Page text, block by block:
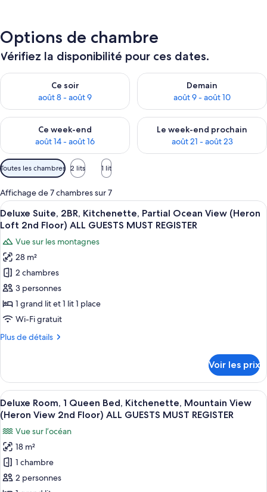
Options de chambre
Vérifiez la disponibilité pour ces dates.
Ce soir
août 8 - août 9
Vérifier la disponibilité pour ce soir août 8 - août 9
Demain
août 9 - août 10
Vérifier la disponibilité pour
Ce week-end
août 14 - août 16
Vérifier la disponibilité pour ce week-end août 14 - août 16
Le week-end prochain
août 21 - août 23
Vérifier la disponibilité pour
Filtres
disponibles
pour
les
chambres
Toutes les chambres 2 lits 1 lit
Affichage de 7 chambres sur 7
Afficher
toutes
photos
pour
ce
type
de
chambre :
Suite,
Partial
Ocean
View
(Heron
Loft
2nd
Floor)
ALL
Deluxe Suite, 2BR, Kitchenette,
20
Deluxe Suite, 2BR, Kitchenette, Partial Ocean View (Heron
Loft 2nd Floor) ALL GUESTS MUST REGISTER
Vue sur les montagnes
28 m²
2 chambres
3 personnes
1 grand lit et 1 lit 1 place
Wi-Fi gratuit
Plus de détails
Plus
le
type
de
chambre
Deluxe
Suite,
2BR,
Kitchenette,
Partial
Ocean
Voir les prix
Afficher
toutes
les
photos
pour
ce
type
Deluxe Room, 1 Queen Bed,
19
Deluxe Room, 1 Queen Bed, Kitchenette, Mountain View
(Heron View 2nd Floor) ALL GUESTS MUST REGISTER
Vue sur l’océan
18 m²
1 chambre
2 personnes